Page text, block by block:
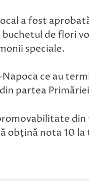
a fost
de flori
speciale.
ce au
partea
obţină nota 10